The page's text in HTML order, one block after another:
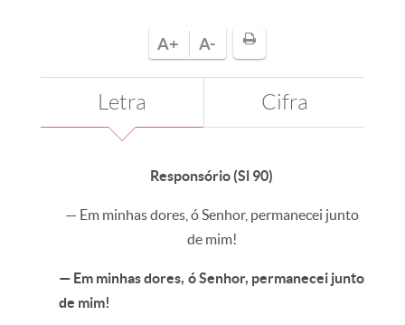
A+ A-
Letra Cifra
Responsório (Sl 90)
— Em minhas dores, ó Senhor, permanecei junto
de mim!
— Em minhas dores, ó Senhor, permanecei junto
de mim!